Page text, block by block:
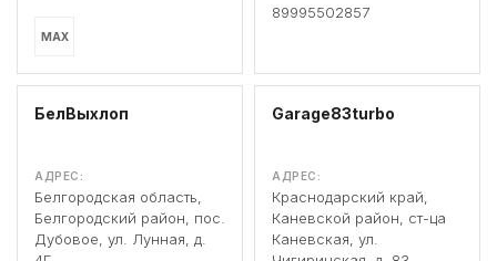
MAX
89995502857
БелВыхлоп
АДРЕС:
Белгородская область,
Белгородский район, пос.
Дубовое, ул. Лунная, д.
Garage83turbo
АДРЕС:
Краснодарский край,
Каневской район, ст-ца
Каневская, ул.